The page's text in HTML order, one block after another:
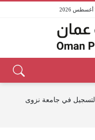
التسجيل في جامعة نزوى